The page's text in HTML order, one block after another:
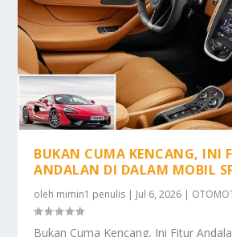
BUKAN CUMA KENCANG, INI
ANDALAN DI DALAM MOBIL
oleh mimin1 penulis | Jul 6, 2026 |
Bukan Cuma Kencang, Ini Fitur